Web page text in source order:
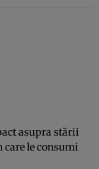
asupra stării
care le consumi